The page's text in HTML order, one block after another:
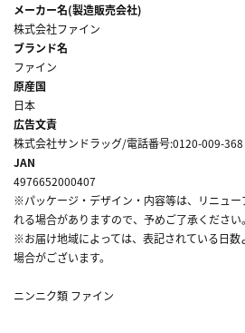
メーカー名(製造販売会社)
株式会社ファイン
ブランド名
ファイン
原産国
日本
広告文責
株式会社サンドラッグ/電話番号:0120-009-368
JAN
4976652000407
※パッケージ・デザイン・内容等は、リニュ
れる場合がありますので、予めご了承ください。
※お届け地域によっては、表記されている日数
場合がございます。
ニンニク類 ファイン